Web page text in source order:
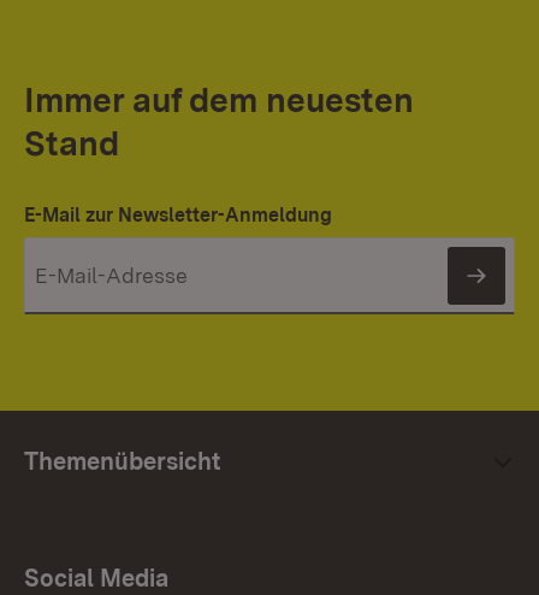
Immer auf dem neuesten
Stand
E-Mail zur Newsletter-Anmeldung
Themenübersicht
Social Media